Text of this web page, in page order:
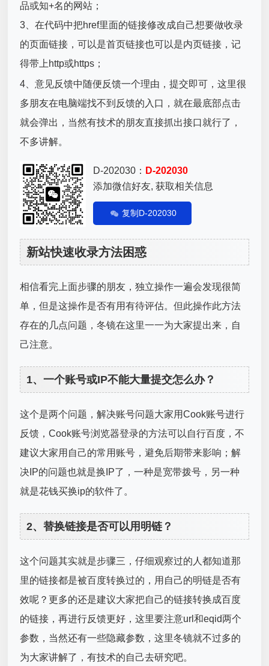
品或知+名的网站；
3、在代码中把href里面的链接修改成自己想要做收录
的页面链接，可以是首页链接也可以是内页链接，记
得带上http或https；
4、意见反馈中随便反馈一个理由，提交即可，这里很
多朋友在电脑端找不到反馈的入口，就在最底部点击
就会弹出，当然有技术的朋友直接抓出接口就行了，
不多讲解。
D-202030： D-202030
添加微信好友, 获取相关信息
复制D-202030
新站快速收录方法困惑
相信看完上面步骤的朋友，独立操作一遍会发现很简
单，但是这操作是否有用有待评估。但此操作此方法
存在的几点问题，冬镜在这里一一为大家提出来，自
己注意。
1、一个账号或IP不能大量提交怎么办？
这个是两个问题，解决账号问题大家用Cook账号进行
反馈，Cook账号浏览器登录的方法可以自行百度，不
建议大家用自己的常用账号，避免后期带来影响；解
决IP的问题也就是换IP了，一种是宽带拨号，另一种
就是花钱买换ip的软件了。
2、替换链接是否可以用明链？
这个问题其实就是步骤三，仔细观察过的人都知道那
里的链接都是被百度转换过的，用自己的明链是否有
效呢？更多的还是建议大家把自己的链接转换成百度
的链接，再进行反馈更好，这里要注意url和eqid两个
参数，当然还有一些隐藏参数，这里冬镜就不过多的
为大家讲解了，有技术的自己去研究吧。